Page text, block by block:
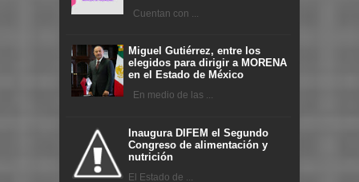
Cuentan con ...
Miguel Gutiérrez, entre los
elegidos para dirigir a MORENA
en el Estado de México
En medio de las ...
Inaugura DIFEM el Segundo
Congreso de alimentación y
nutrición
El Estado de ...